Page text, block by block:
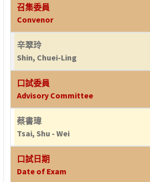
召集委員
Convenor
辛翠玲
Shin, Chuei-Ling
口試委員
Advisory Committee
蔡書瑋
Tsai, Shu - Wei
口試日期
Date of Exam